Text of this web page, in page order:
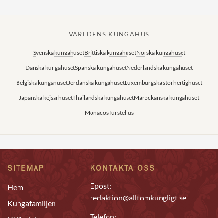
VÄRLDENS KUNGAHUS
Svenska kungahusetBrittiska kungahusetNorska kungahuset
Danska kungahusetSpanska kungahusetNederländska kungahuset
Belgiska kungahusetJordanska kungahusetLuxemburgska storhertighuset
Japanska kejsarhusetThailändska kungahusetMarockanska kungahuset
Monacos furstehus
SITEMAP
Hem
Kungafamiljen
KONTAKTA OSS
Epost:
redaktion@alltomkungligt.se